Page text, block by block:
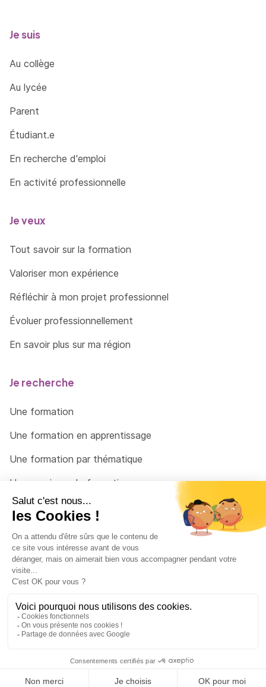
Je suis
Au collège
Au lycée
Parent
Étudiant.e
En recherche d'emploi
En activité professionnelle
Je veux
Tout savoir sur la formation
Valoriser mon expérience
Réfléchir à mon projet professionnel
Évoluer professionnellement
En savoir plus sur ma région
Je recherche
Une formation
Une formation en apprentissage
Une formation par thématique
Un organisme de formation
Un conseiller
© 2026 - Côté Formations - par Via Compétences
Menu Pied de page
Mentions Légales
Politique de confidentialité